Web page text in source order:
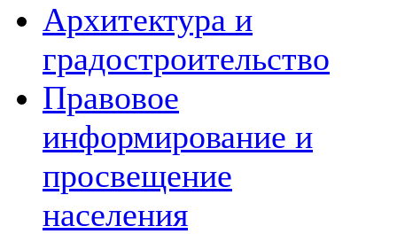
Архитектура и
градостроительство
Правовое
информирование и
просвещение
населения